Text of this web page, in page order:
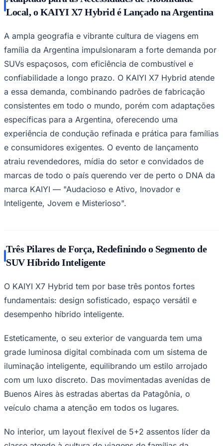
NBA
NFL
Tênis (ATP)
MLB
Atletismo
Vôlei
Competições de Futebol
Brasileirão Série A
Brasileirão Série B
Paulistão
Copa do Brasil
Sul-Americana
Copa América
Champions League
Premier League
La Liga
Bundesliga
Local, o KAIYI X7 Hybrid é Lançado na Argentina
A ampla geografia e vibrante cultura de viagens em
família da Argentina impulsionaram a forte demanda por
SUVs espaçosos, com eficiência de combustível e
confiabilidade a longo prazo. O KAIYI X7 Hybrid atende
a essa demanda, combinando padrões de fabricação
consistentes em todo o mundo, porém com adaptações
específicas para a Argentina, oferecendo uma
experiência de condução refinada e prática para famílias
e consumidores exigentes. O evento de lançamento
atraiu revendedores, mídia do setor e convidados de
marcas de todo o país querendo ver de perto o DNA da
marca KAIYI — "Audacioso e Ativo, Inovador e
Inteligente, Jovem e Misterioso".
Três Pilares de Força, Redefinindo o Segmento de
SUV Híbrido Inteligente
O KAIYI X7 Hybrid tem por base três pontos fortes
fundamentais: design sofisticado, espaço versátil e
desempenho híbrido inteligente.
Esteticamente, o seu exterior de vanguarda tem uma
grade luminosa digital combinada com um sistema de
iluminação inteligente, equilibrando um estilo arrojado
com um luxo discreto. Das movimentadas avenidas de
Buenos Aires às estradas abertas da Patagônia, o
veículo chama a atenção em todos os lugares.
No interior, um layout flexível de 5+2 assentos líder da